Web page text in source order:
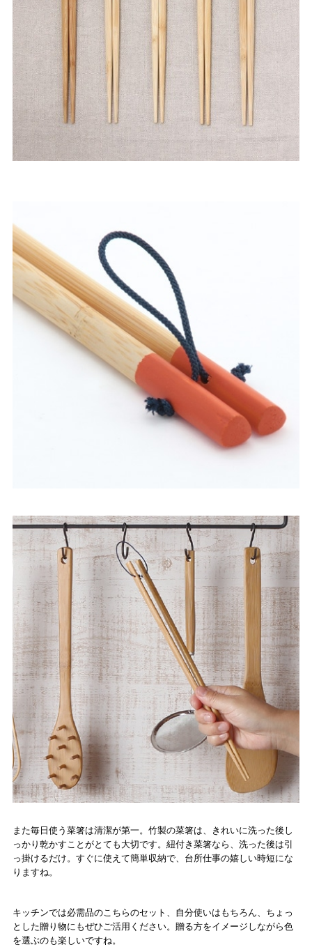
また毎日使う菜箸は清潔が第一。竹製の菜箸は、きれいに洗った後し
っかり乾かすことがとても大切です。紐付き菜箸なら、洗った後は引
っ掛けるだけ。すぐに使えて簡単収納で、台所仕事の嬉しい時短にな
りますね。
キッチンでは必需品のこちらのセット、自分使いはもちろん、ちょっ
とした贈り物にもぜひご活用ください。贈る方をイメージしながら色
を選ぶのも楽しいですね。